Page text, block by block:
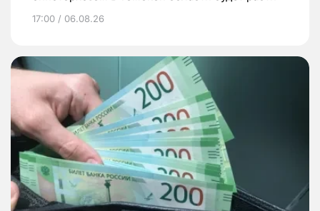
17:00 / 06.08.26